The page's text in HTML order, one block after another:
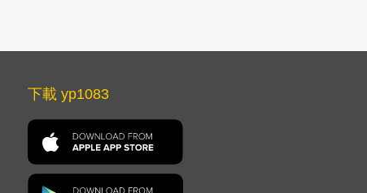
下載 yp1083